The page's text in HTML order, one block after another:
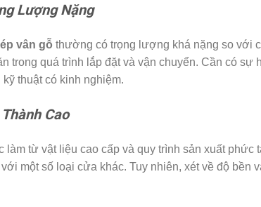
Lượng Nặng
vân gỗ thường có trọng lượng khá nặng so với
trong quá trình lắp đặt và vận chuyển. Cần có sự
kỹ thuật có kinh nghiệm.
Thành Cao
làm từ vật liệu cao cấp và quy trình sản xuất phức
một số loại cửa khác. Tuy nhiên, xét về độ bền